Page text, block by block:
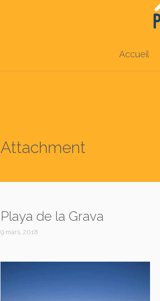
Accueil
Attachment
Playa de la Grava
9 mars, 2018